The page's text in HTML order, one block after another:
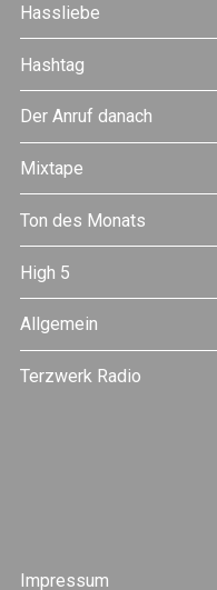
Hassliebe
Hashtag
Der Anruf danach
Mixtape
Ton des Monats
High 5
Allgemein
Terzwerk Radio
Impressum